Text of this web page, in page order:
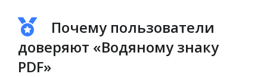
Почему пользователи
доверяют «Водяному знаку
PDF»